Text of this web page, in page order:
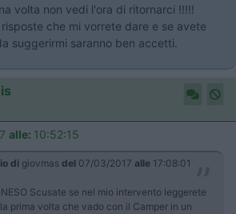
volta non vedi l'ora di ritornarci !!!!!
che mi vorrete dare e se avete
suggerirmi saranno ben accetti.
alle: 10:52:15
di giovmas del 07/03/2017 alle 17:08:01
Scusate se nel mio intervento leggerete
la prima volta che vado con il Camper in un